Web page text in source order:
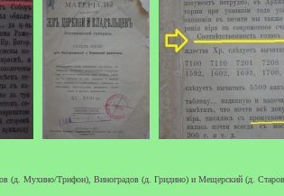
(д. Мухино/Трифон), Виноградов (д. Гридино) и Мещерский (д.